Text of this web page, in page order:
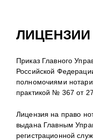
ЛИЦЕНЗИИ
Приказ Главного
Российской
полномочиями
практикой № 367 от
Лицензия на право
выдана Главным
регистрационной